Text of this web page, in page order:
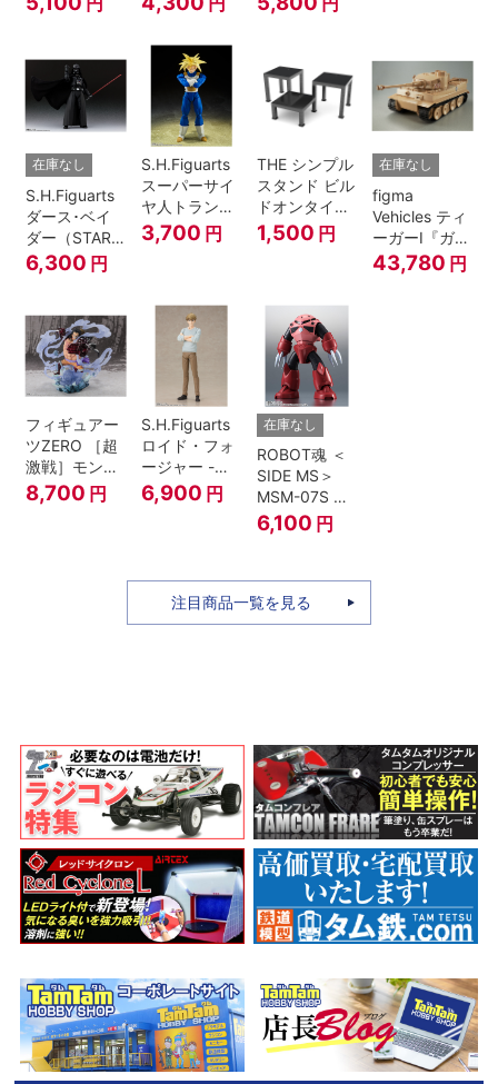
A.N.I.M.E.
マジシャン・
在庫なし
S.H.Figuarts
ダース･ベイ
ダー（STAR
WARS: Return
of the Jedi）
6,300 円
S.H.Figuarts
スーパーサイ
ヤ人トランク
ス-その身に秘
めしスーパー
Z』
3,700 円
THE シンプル
スタンド ビル
ドオンタイプ
(ブラック)
1,500 円
在庫なし
figma
Vehicles ティ
ーガーI『ガー
ルズ&パンツ
ァー』
43,780 円
フィギュアー
ツZERO ［超
激戦］モンキ
ー・D・ルフ
ィ -ギア4 三
8,700 円
S.H.Figuarts
ロイド・フォ
ージャー -フ
ォージャー家
のちち-
『SPY×FAMILY』
6,900 円
在庫なし
ROBOT魂 ＜
SIDE MS＞
MSM-07S シ
ャア専用ズゴ
ック ver.
6,100 円
注目商品一覧を見る